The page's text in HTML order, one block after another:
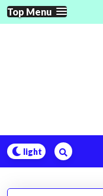
Skip
to
Top Menu